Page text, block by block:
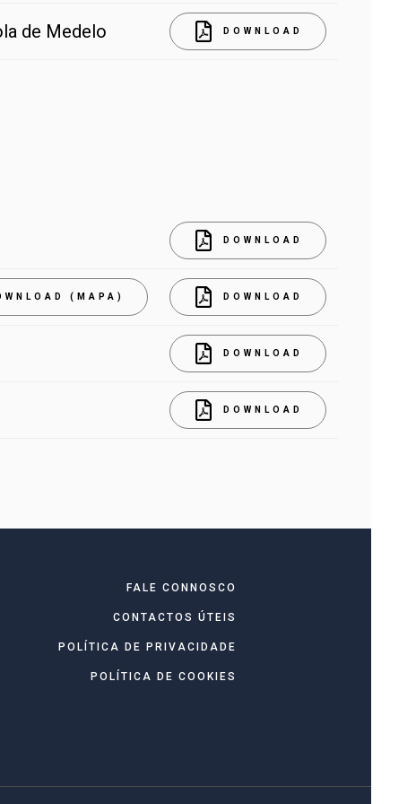
de Medelo DOWNLOAD
DOWNLOAD
(MAPA) DOWNLOAD
DOWNLOAD
DOWNLOAD
FALE CONNOSCO
CONTACTOS ÚTEIS
POLÍTICA DE PRIVACIDADE
POLÍTICA DE COOKIES